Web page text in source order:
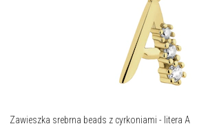
Zawieszka srebrna beads z cyrkoniami - litera A